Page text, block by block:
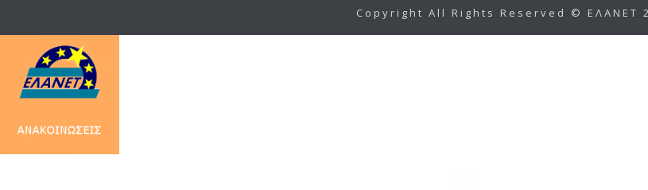
Copyright All Rights Reserved © ΕΛΑΝΕΤ